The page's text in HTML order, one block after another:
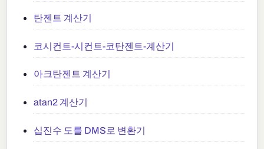
탄젠트 계산기
코시컨트-시컨트-코탄젠트-계산기
아크탄젠트 계산기
atan2 계산기
십진수 도를 DMS로 변환기